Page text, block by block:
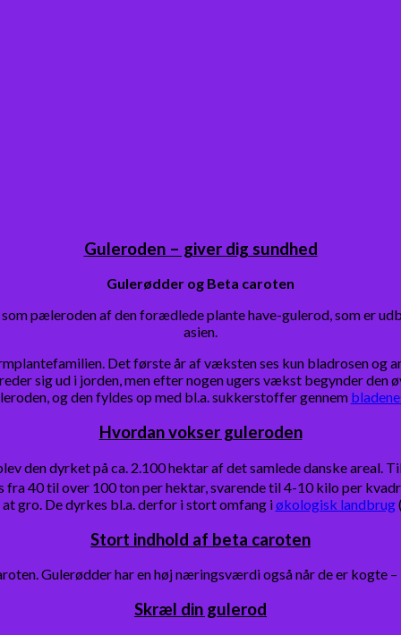
Guleroden – giver dig sundhed
Gulerødder og Beta caroten
pæleroden af den forædlede plante have-gulerod, som er
asien.
Det første år af væksten ses kun bladrosen og
sig ud i jorden, men efter nogen ugers vækst begynder
og den fyldes op med bl.a. sukkerstoffer gennem
Hvordan vokser guleroden
den dyrket på ca. 2.100 hektar af det samlede danske
40 til over 100 ton per hektar, svarende til 4-10 kilo per
gro. De dyrkes bl.a. derfor i stort omfang iøkologisk landbrug
Stort indhold af beta caroten
Gulerødder har en høj næringsværdi også når de er kogte
Skræl din gulerod